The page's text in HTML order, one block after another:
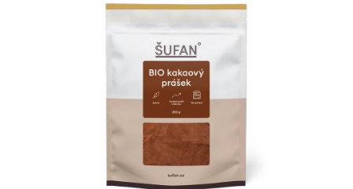
FIREMNÍ DÁRKY
DOPRAVA A PLATBA